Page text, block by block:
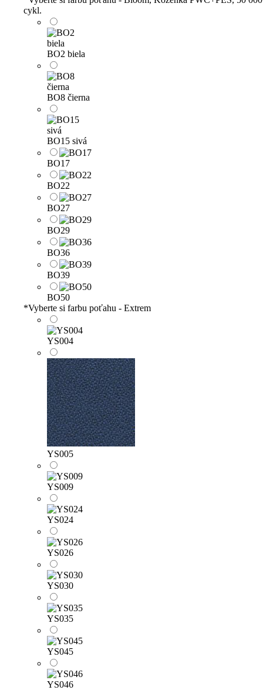
cykl.
BO2 biela
BO8 čierna
BO15 sivá
BO17
BO22
BO27
BO29
BO36
BO39
BO50
*Vyberte si farbu poťahu - Extrem
YS004
YS005
YS009
YS024
YS026
YS030
YS035
YS045
YS046